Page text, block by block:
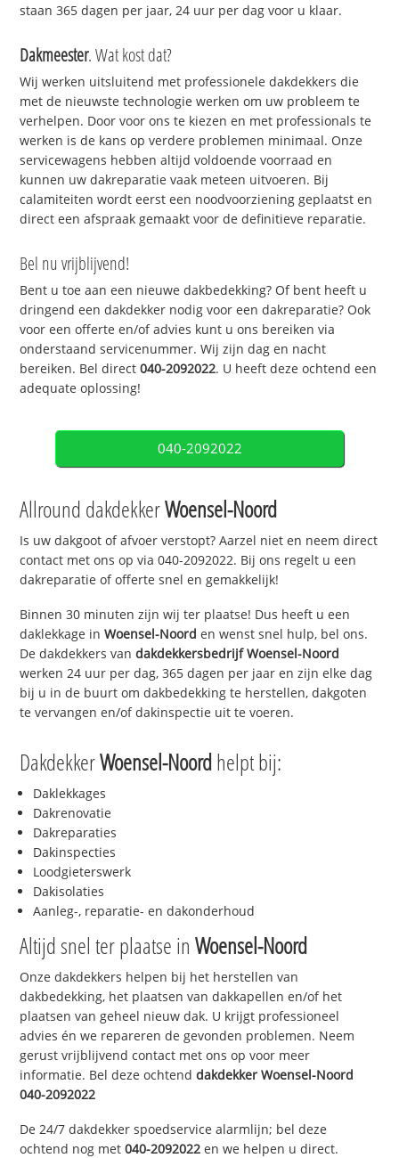
staan 365 dagen per jaar, 24 uur per dag voor u klaar.
Dakmeester. Wat kost dat?
Wij werken uitsluitend met professionele dakdekkers die
met de nieuwste technologie werken om uw probleem te
verhelpen. Door voor ons te kiezen en met professionals te
werken is de kans op verdere problemen minimaal. Onze
servicewagens hebben altijd voldoende voorraad en
kunnen uw dakreparatie vaak meteen uitvoeren. Bij
calamiteiten wordt eerst een noodvoorziening geplaatst en
direct een afspraak gemaakt voor de definitieve reparatie.
Bel nu vrijblijvend!
Bent u toe aan een nieuwe dakbedekking? Of bent heeft u
dringend een dakdekker nodig voor een dakreparatie? Ook
voor een offerte en/of advies kunt u ons bereiken via
onderstaand servicenummer. Wij zijn dag en nacht
bereiken. Bel direct040-2092022. U heeft deze ochtend een
adequate oplossing!
040-2092022
Allround dakdekkerWoensel-Noord
Is uw dakgoot of afvoer verstopt? Aarzel niet en neem direct
contact met ons op via 040-2092022. Bij ons regelt u een
dakreparatie of offerte snel en gemakkelijk!
Binnen 30 minuten zijn wij ter plaatse! Dus heeft u een
daklekkage inWoensel-Noord en wenst snel hulp, bel ons.
De dakdekkers vandakdekkersbedrijfWoensel-Noord
werken 24 uur per dag, 365 dagen per jaar en zijn elke dag
bij u in de buurt om dakbedekking te herstellen, dakgoten
te vervangen en/of dakinspectie uit te voeren.
DakdekkerWoensel-Noordhelpt bij:
Daklekkages
Dakrenovatie
Dakreparaties
Dakinspecties
Loodgieterswerk
Dakisolaties
Aanleg-, reparatie- en dakonderhoud
Altijd snel ter plaatse inWoensel-Noord
Onze dakdekkers helpen bij het herstellen van
dakbedekking, het plaatsen van dakkapellen en/of het
plaatsen van geheel nieuw dak. U krijgt professioneel
advies én we repareren de gevonden problemen. Neem
gerust vrijblijvend contact met ons op voor meer
informatie. Bel deze ochtenddakdekkerWoensel-Noord
040-2092022
De 24/7 dakdekker spoedservice alarmlijn; bel deze
ochtend nog met040-2092022 en we helpen u direct.